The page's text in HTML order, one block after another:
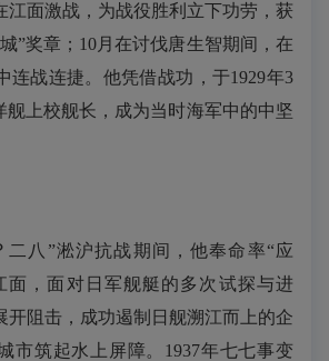
江面激战，为战役胜利立下功劳，获
”奖章；10月在讨伐唐生智期间，在
连战连捷。他凭借战功，于1929年3
舰上校舰长，成为当时海军中的中坚
二八”淞沪抗战期间，他奉命率“应
面，面对日军舰艇的多次试探与进
开阻击，成功遏制日舰溯江而上的企
市筑起水上屏障。1937年七七事变